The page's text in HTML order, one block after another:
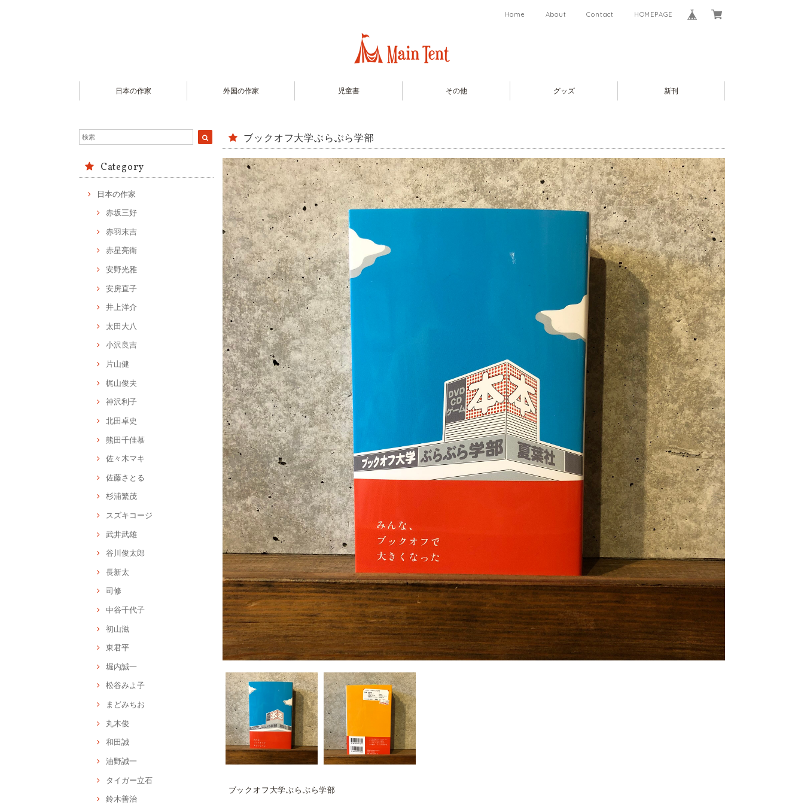
Home About Contact HOMEPAGE
日本の作家 外国の作家 児童書 その他 グッズ 新刊
Category
日本の作家
赤坂三好
赤羽末吉
赤星亮衛
安野光雅
安房直子
井上洋介
太田大八
小沢良吉
片山健
梶山俊夫
神沢利子
北田卓史
熊田千佳慕
佐々木マキ
佐藤さとる
杉浦繁茂
スズキコージ
武井武雄
谷川俊太郎
長新太
司修
中谷千代子
初山滋
東君平
堀内誠一
松谷みよ子
まどみちお
丸木俊
和田誠
油野誠一
タイガー立石
鈴木善治
ブックオフ大学ぶらぶら学部
ブックオフ大学ぶらぶら学部